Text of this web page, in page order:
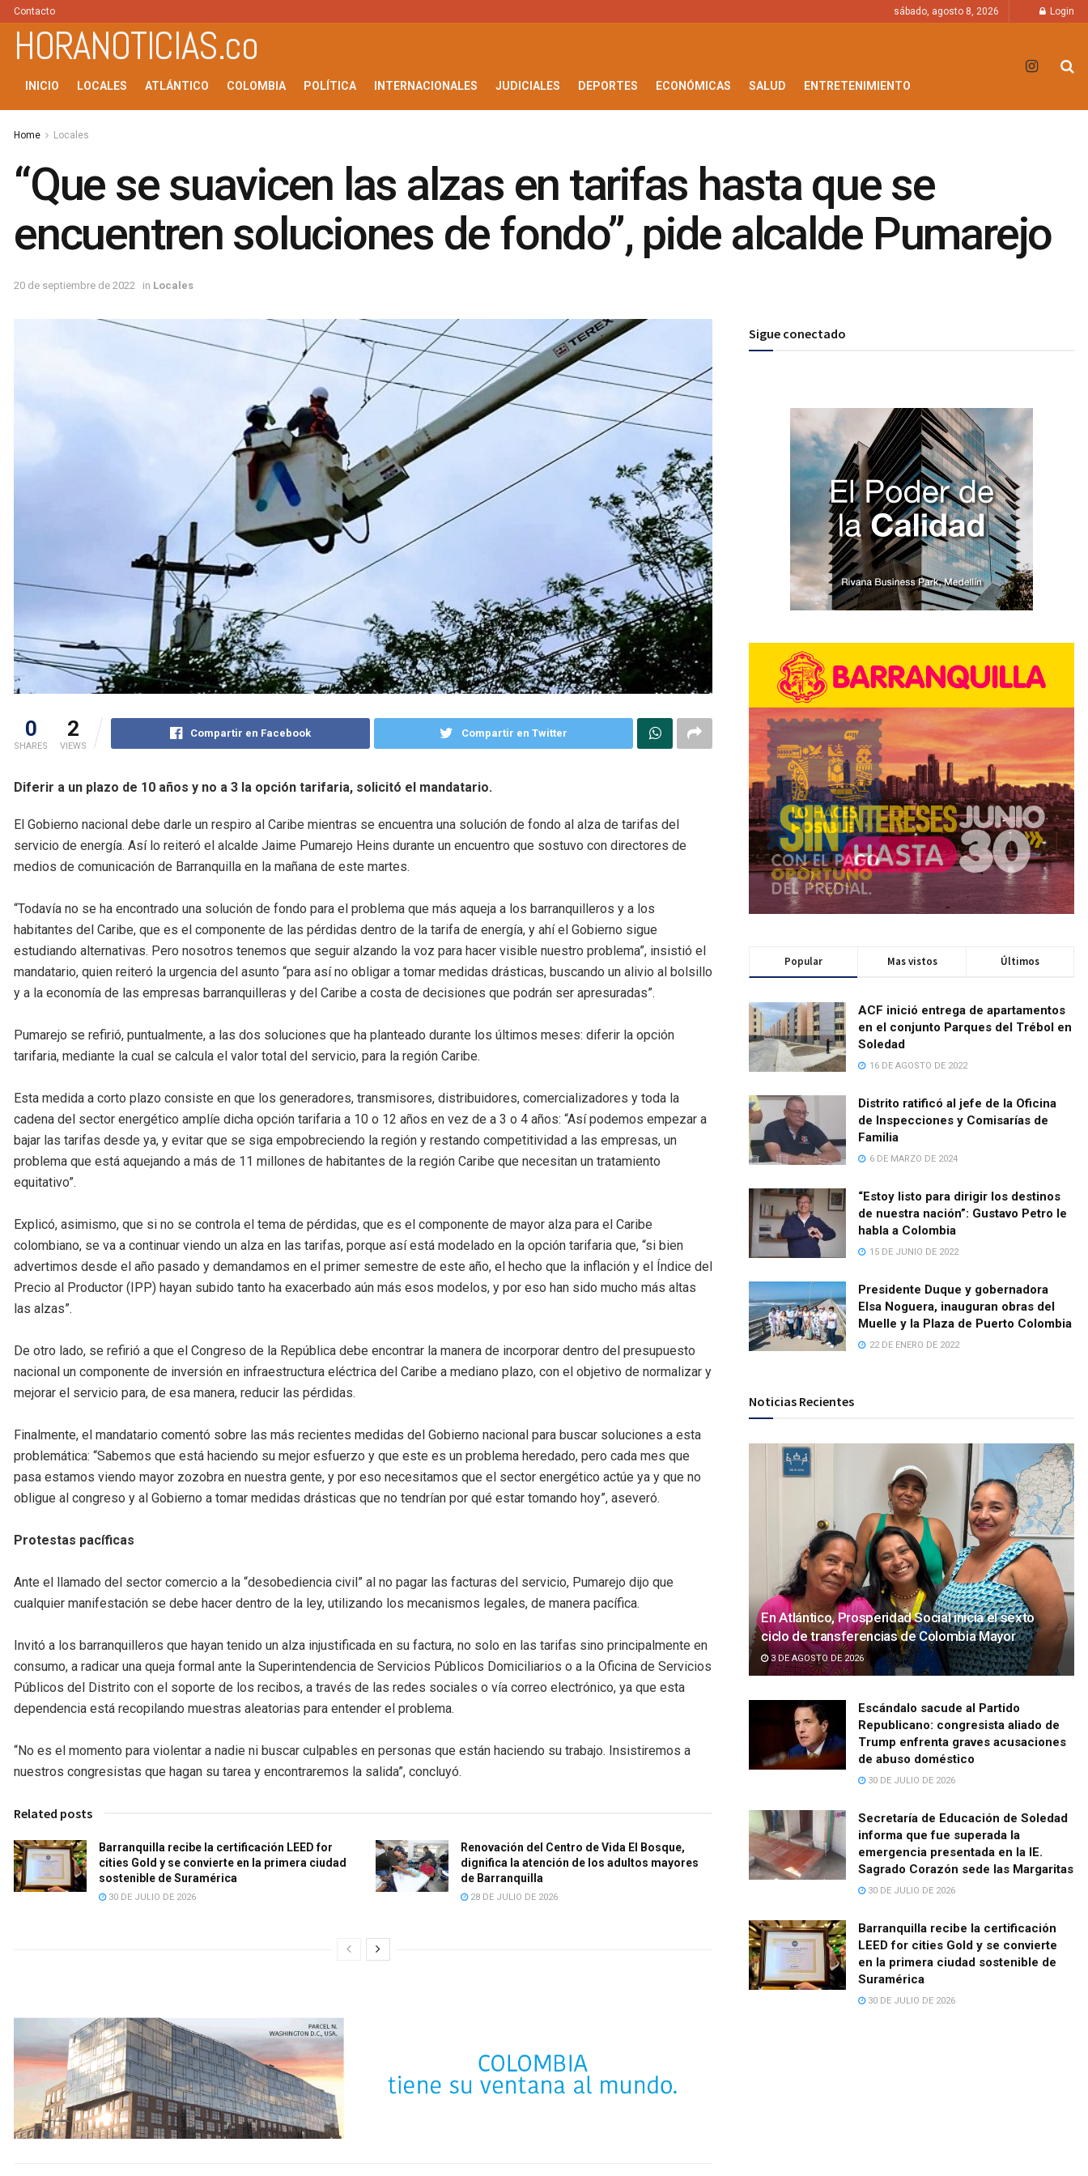
Contacto sábado, agosto 8, 2026 Login
HORANOTICIAS.co
INICIO LOCALES ATLÁNTICO COLOMBIA POLÍTICA INTERNACIONALES JUDICIALES DEPORTES ECONÓMICAS SALUD ENTRETENIMIENTO
Home Locales
“Que se suavicen las alzas en tarifas hasta que se
encuentren soluciones de fondo”, pide alcalde Pumarejo
20 de septiembre de 2022 in Locales
0
SHARES
2
VIEWS
Compartir en Facebook Compartir en Twitter
Diferir a un plazo de 10 años y no a 3 la opción tarifaria, solicitó el mandatario.
El Gobierno nacional debe darle un respiro al Caribe mientras se encuentra una solución de fondo al alza de tarifas del
servicio de energía. Así lo reiteró el alcalde Jaime Pumarejo Heins durante un encuentro que sostuvo con directores de
medios de comunicación de Barranquilla en la mañana de este martes.
“Todavía no se ha encontrado una solución de fondo para el problema que más aqueja a los barranquilleros y a los
habitantes del Caribe, que es el componente de las pérdidas dentro de la tarifa de energía, y ahí el Gobierno sigue
estudiando alternativas. Pero nosotros tenemos que seguir alzando la voz para hacer visible nuestro problema”, insistió el
mandatario, quien reiteró la urgencia del asunto “para así no obligar a tomar medidas drásticas, buscando un alivio al bolsillo
y a la economía de las empresas barranquilleras y del Caribe a costa de decisiones que podrán ser apresuradas”.
Pumarejo se refirió, puntualmente, a las dos soluciones que ha planteado durante los últimos meses: diferir la opción
tarifaria, mediante la cual se calcula el valor total del servicio, para la región Caribe.
Esta medida a corto plazo consiste en que los generadores, transmisores, distribuidores, comercializadores y toda la
cadena del sector energético amplíe dicha opción tarifaria a 10 o 12 años en vez de a 3 o 4 años: “Así podemos empezar a
bajar las tarifas desde ya, y evitar que se siga empobreciendo la región y restando competitividad a las empresas, un
problema que está aquejando a más de 11 millones de habitantes de la región Caribe que necesitan un tratamiento
equitativo”.
Explicó, asimismo, que si no se controla el tema de pérdidas, que es el componente de mayor alza para el Caribe
colombiano, se va a continuar viendo un alza en las tarifas, porque así está modelado en la opción tarifaria que, “si bien
advertimos desde el año pasado y demandamos en el primer semestre de este año, el hecho que la inflación y el Índice del
Precio al Productor (IPP) hayan subido tanto ha exacerbado aún más esos modelos, y por eso han sido mucho más altas
las alzas”.
De otro lado, se refirió a que el Congreso de la República debe encontrar la manera de incorporar dentro del presupuesto
nacional un componente de inversión en infraestructura eléctrica del Caribe a mediano plazo, con el objetivo de normalizar y
mejorar el servicio para, de esa manera, reducir las pérdidas.
Finalmente, el mandatario comentó sobre las más recientes medidas del Gobierno nacional para buscar soluciones a esta
problemática: “Sabemos que está haciendo su mejor esfuerzo y que este es un problema heredado, pero cada mes que
pasa estamos viendo mayor zozobra en nuestra gente, y por eso necesitamos que el sector energético actúe ya y que no
obligue al congreso y al Gobierno a tomar medidas drásticas que no tendrían por qué estar tomando hoy”, aseveró.
Protestas pacíficas
Ante el llamado del sector comercio a la “desobediencia civil” al no pagar las facturas del servicio, Pumarejo dijo que
cualquier manifestación se debe hacer dentro de la ley, utilizando los mecanismos legales, de manera pacífica.
Invitó a los barranquilleros que hayan tenido un alza injustificada en su factura, no solo en las tarifas sino principalmente en
consumo, a radicar una queja formal ante la Superintendencia de Servicios Públicos Domiciliarios o a la Oficina de Servicios
Públicos del Distrito con el soporte de los recibos, a través de las redes sociales o vía correo electrónico, ya que esta
dependencia está recopilando muestras aleatorias para entender el problema.
“No es el momento para violentar a nadie ni buscar culpables en personas que están haciendo su trabajo. Insistiremos a
nuestros congresistas que hagan su tarea y encontraremos la salida”, concluyó.
Related posts
Barranquilla recibe la certificación LEED for
cities Gold y se convierte en la primera ciudad
sostenible de Suramérica
30 DE JULIO DE 2026
Renovación del Centro de Vida El Bosque,
dignifica la atención de los adultos mayores
de Barranquilla
28 DE JULIO DE 2026
Sigue conectado
Popular Mas vistos Últimos
ACF inició entrega de apartamentos
en el conjunto Parques del Trébol en
Soledad
16 DE AGOSTO DE 2022
Distrito ratificó al jefe de la Oficina
de Inspecciones y Comisarías de
Familia
6 DE MARZO DE 2024
“Estoy listo para dirigir los destinos
de nuestra nación”: Gustavo Petro le
habla a Colombia
15 DE JUNIO DE 2022
Presidente Duque y gobernadora
Elsa Noguera, inauguran obras del
Muelle y la Plaza de Puerto Colombia
22 DE ENERO DE 2022
Noticias Recientes
En Atlántico, Prosperidad Social inicia el sexto
ciclo de transferencias de Colombia Mayor
3 DE AGOSTO DE 2026
Escándalo sacude al Partido
Republicano: congresista aliado de
Trump enfrenta graves acusaciones
de abuso doméstico
30 DE JULIO DE 2026
Secretaría de Educación de Soledad
informa que fue superada la
emergencia presentada en la IE.
Sagrado Corazón sede las Margaritas
30 DE JULIO DE 2026
Barranquilla recibe la certificación
LEED for cities Gold y se convierte
en la primera ciudad sostenible de
Suramérica
30 DE JULIO DE 2026